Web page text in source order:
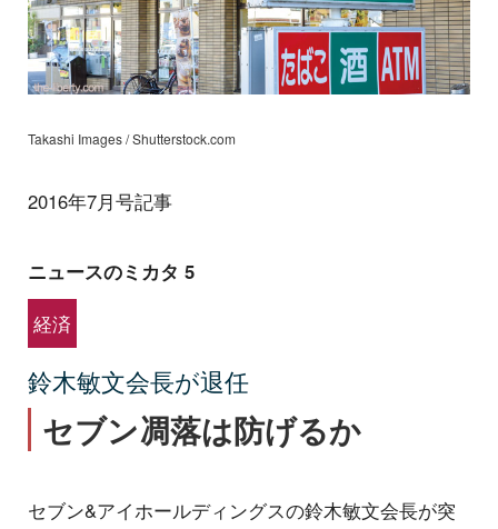
Takashi Images / Shutterstock.com
2016年7月号記事
ニュースのミカタ 5
経済
鈴木敏文会長が退任
セブン凋落は防げるか
セブン&アイホールディングスの鈴木敏文会長が突